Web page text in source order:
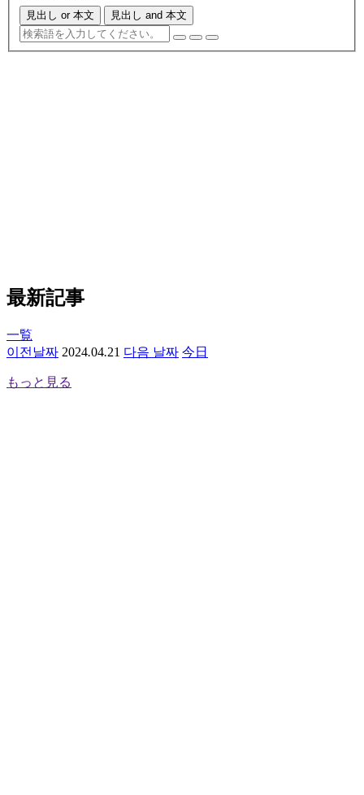
見出し or 本文 見出し and 本文
最新記事
一覧
이전날짜 2024.04.21 다음 날짜 今日
もっと見る